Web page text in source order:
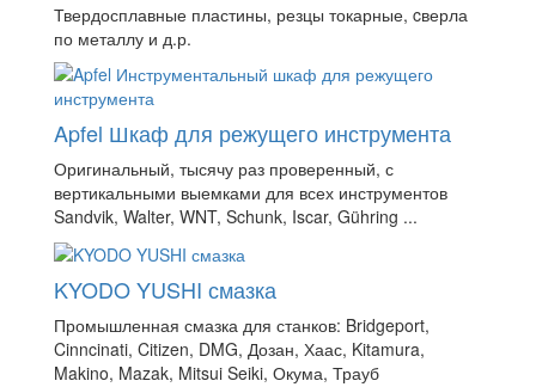
Твердосплавные пластины, резцы токарные, cверла
по металлу и д.р.
Apfel Шкаф для режущего инструмента
Оригинальный, тысячу раз проверенный, с
вертикальными выемками для всех инструментов
Sandvik, Walter, WNT, Schunk, Iscar, Gühring ...
KYODO YUSHI смазка
Промышленная смазка для станков: Bridgeport,
Cinncinati, Citizen, DMG, Дозан, Хаас, Kitamura,
Makino, Mazak, Mitsui Seiki, Окума, Трауб